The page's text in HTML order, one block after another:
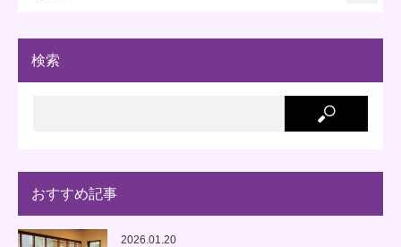
検索
おすすめ記事
2026.01.20